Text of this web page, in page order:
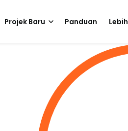
Projek Baru Panduan Lebih